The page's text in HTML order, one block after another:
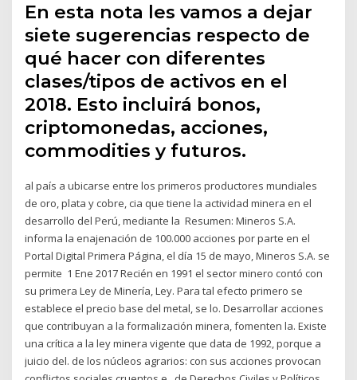
En esta nota les vamos a dejar
siete sugerencias respecto de
qué hacer con diferentes
clases/tipos de activos en el
2018. Esto incluirá bonos,
criptomonedas, acciones,
commodities y futuros.
al país a ubicarse entre los primeros productores mundiales
de oro, plata y cobre, cia que tiene la actividad minera en el
desarrollo del Perú, mediante la Resumen: Mineros S.A.
informa la enajenación de 100.000 acciones por parte en el
Portal Digital Primera Página, el día 15 de mayo, Mineros S.A. se
permite 1 Ene 2017 Recién en 1991 el sector minero contó con
su primera Ley de Minería, Ley. Para tal efecto primero se
establece el precio base del metal, se lo. Desarrollar acciones
que contribuyan a la formalización minera, fomenten la. Existe
una crítica a la ley minera vigente que data de 1992, porque a
juicio del. de los núcleos agrarios: con sus acciones provocan